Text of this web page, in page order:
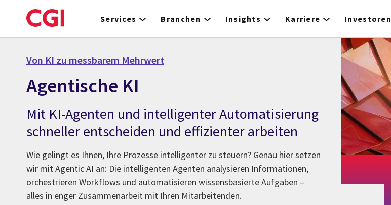
to
Services Branchen Insights Karriere Investoren
Von KI zu messbarem Mehrwert
Agentische KI
Mit KI-Agenten und intelligenter Automatisierung
schneller entscheiden und effizienter arbeiten
Wie gelingt es Ihnen, Ihre Prozesse intelligenter zu steuern? Genau hier setzen
wir mit Agentic AI an: Die intelligenten Agenten analysieren Informationen,
orchestrieren Workflows und automatisieren wissensbasierte Aufgaben –
alles in enger Zusammenarbeit mit Ihren Mitarbeitenden.